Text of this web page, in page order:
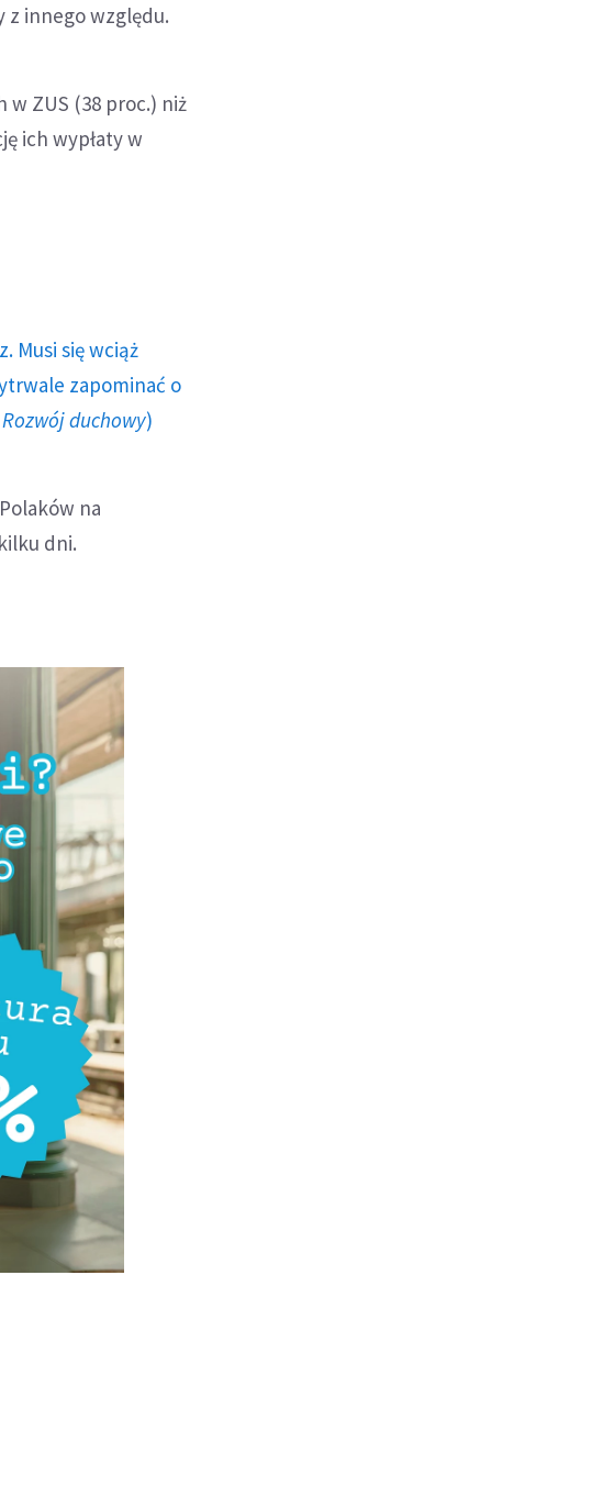
z innego względu.
ZUS (38 proc.) niż
ich wypłaty w
Musi się wciąż
zapominać o
Rozwój duchowy)
na
dni.